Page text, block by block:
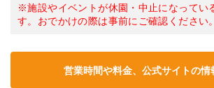
※施設やイベントが休園・中止になってい
す。おでかけの際は事前にご確認ください。
営業時間や料金、公式サイトの情